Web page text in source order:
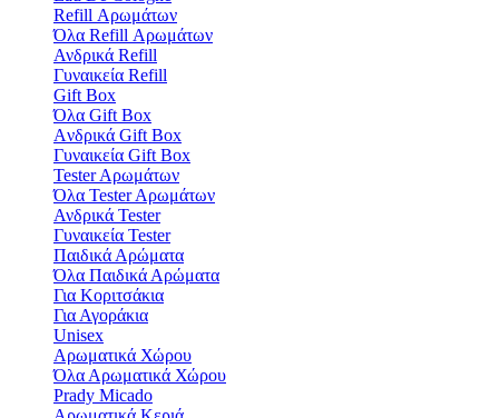
Refill Αρωμάτων
Όλα Refill Αρωμάτων
Ανδρικά Refill
Γυναικεία Refill
Gift Box
Όλα Gift Box
Aνδρικά Gift Box
Γυναικεία Gift Box
Tester Aρωμάτων
Όλα Tester Aρωμάτων
Ανδρικά Tester
Γυναικεία Tester
Παιδικά Αρώματα
Όλα Παιδικά Αρώματα
Για Κοριτσάκια
Για Αγοράκια
Unisex
Αρωματικά Χώρου​
Όλα Αρωματικά Χώρου​
Prady Micado